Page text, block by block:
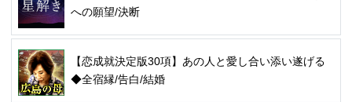
への願望/決断
【恋成就決定版30項】あの人と愛し合い添い遂げる
◆全宿縁/告白/結婚